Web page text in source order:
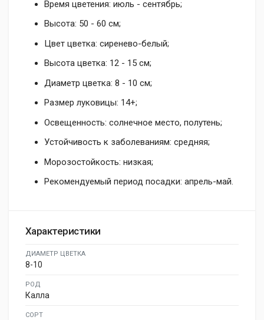
Время цветения: июль - сентябрь;
Высота: 50 - 60 см;
Цвет цветка: сиренево-белый;
Высота цветка: 12 - 15 см;
Диаметр цветка: 8 - 10 см;
Размер луковицы: 14+;
Освещенность: солнечное место, полутень;
Устойчивость к заболеваниям: средняя;
Морозостойкость: низкая;
Рекомендуемый период посадки: апрель-май.
Характеристики
ДИАМЕТР ЦВЕТКА
8-10
РОД
Калла
СОРТ